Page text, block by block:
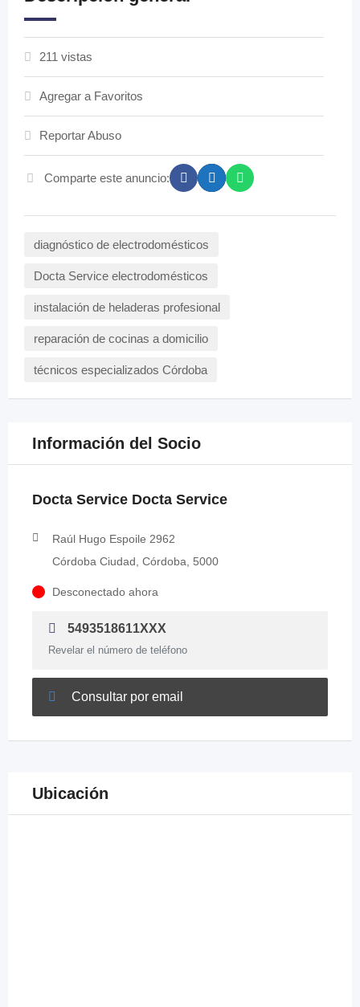
211 vistas
Agregar a Favoritos
Reportar Abuso
Comparte este anuncio:
diagnóstico de electrodomésticos
Docta Service electrodomésticos
instalación de heladeras profesional
reparación de cocinas a domicilio
técnicos especializados Córdoba
Información del Socio
Docta Service Docta Service
Raúl Hugo Espoile 2962
Córdoba Ciudad, Córdoba, 5000
Desconectado ahora
5493518611XXX
Revelar el número de teléfono
Consultar por email
Ubicación